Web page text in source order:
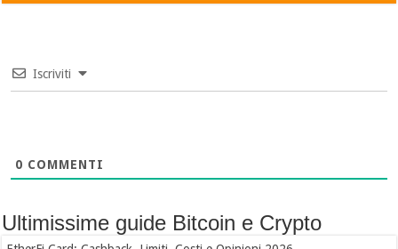
Iscriviti
0 COMMENTI
Ultimissime guide Bitcoin e Crypto